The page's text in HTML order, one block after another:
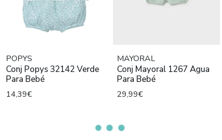
POPYS
Conj Popys 32142 Verde
Para Bebé
14,39€
MAYORAL
Conj Mayoral 1267 Agua
Para Bebé
29,99€